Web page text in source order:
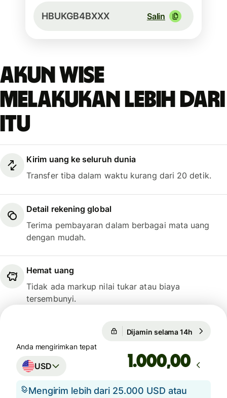
HBUKGB4BXXX Salin
Akun Wise
melakukan lebih dari
itu
Kirim uang ke seluruh dunia
Transfer tiba dalam waktu kurang dari 20 detik.
Detail rekening global
Terima pembayaran dalam berbagai mata uang
dengan mudah.
Hemat uang
Tidak ada markup nilai tukar atau biaya
tersembunyi.
Dijamin selama 14h
Anda mengirimkan tepat
USD ,00
Mengirim lebih dari 25.000 USD atau